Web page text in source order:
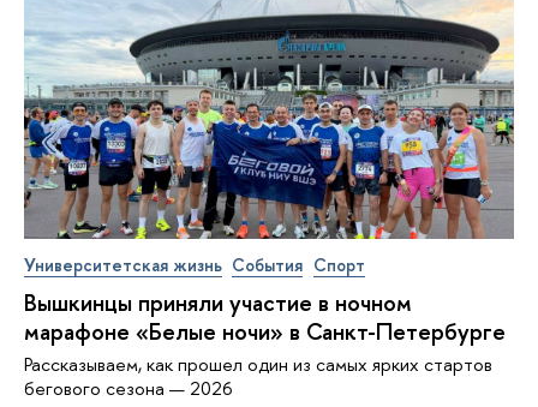
Университетская жизнь События Спорт
Вышкинцы приняли участие в ночном
марафоне «Белые ночи» в Санкт-Петербурге
Рассказываем, как прошел один из самых ярких стартов
бегового сезона — 2026